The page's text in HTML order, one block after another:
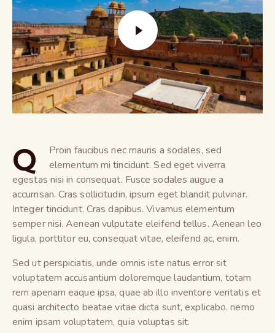
Q
Proin faucibus nec mauris a sodales, sed
elementum mi tincidunt. Sed eget viverra
egestas nisi in consequat. Fusce sodales augue a
accumsan. Cras sollicitudin, ipsum eget blandit pulvinar.
Integer tincidunt. Cras dapibus. Vivamus elementum
semper nisi. Aenean vulputate eleifend tellus. Aenean leo
ligula, porttitor eu, consequat vitae, eleifend ac, enim.
Sed ut perspiciatis, unde omnis iste natus error sit
voluptatem accusantium doloremque laudantium, totam
rem aperiam eaque ipsa, quae ab illo inventore veritatis et
quasi architecto beatae vitae dicta sunt, explicabo. nemo
enim ipsam voluptatem, quia voluptas sit.